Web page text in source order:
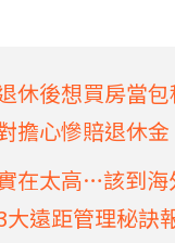
休後想買房當
擔心慘賠退休金
在太高…該到海
遠距管理秘訣